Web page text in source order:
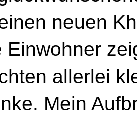
neuen
Einwohner
allerlei
Mein